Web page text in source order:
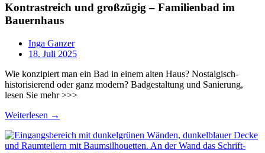
Kontrastreich und großzügig – Familienbad im
Bauernhaus
Inga Ganzer
18. Juli 2025
Wie konzipiert man ein Bad in einem alten Haus? Nostalgisch-
historisierend oder ganz modern? Badgestaltung und Sanierung,
lesen Sie mehr >>>
Weiterlesen →